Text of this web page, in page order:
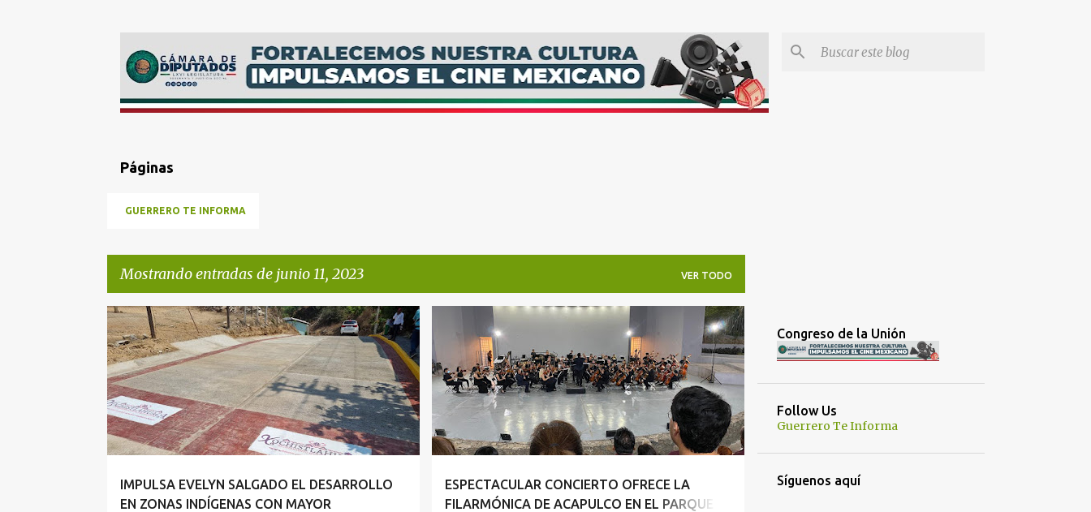
Páginas
GUERRERO TE INFORMA
Mostrando entradas de junio 11, 2023 VER TODO
E
n
t
r
a
d
IMPULSA EVELYN SALGADO EL DESARROLLO
EN ZONAS INDÍGENAS CON MAYOR
GUERRERO
ESPECTACULAR CONCIERTO OFRECE LA
FILARMÓNICA DE ACAPULCO EN EL PARQUE
GUERRERO Congreso de la Unión
Follow Us
Guerrero Te Informa
Síguenos aquí